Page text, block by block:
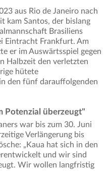
aus Rio de Janeiro nach
kam Santos, der bislang
Brasiliens
Eintracht Frankfurt. Am
er im Auswärtsspiel gegen
Halbzeit den verletzten
hütete
den fünf darauffolgenden
Potenzial überzeugt"
war bis zum 30. Juni
Verlängerung bis
„Kaua hat sich in den
und wir sind
Wir wollen langfristig